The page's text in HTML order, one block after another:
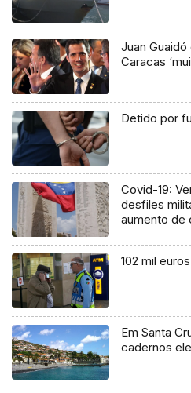
Juan
Caracas
Detido por
Covid-19:
desfiles
aumento de
102 mil
Em Santa
cadernos